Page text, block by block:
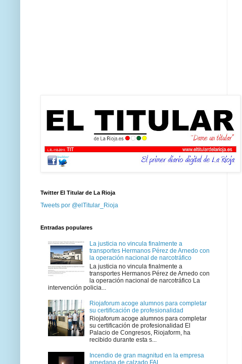
Twitter El Titular de La Rioja
Tweets por @elTitular_Rioja
Entradas populares
La justicia no vincula finalmente a
transportes Hermanos Pérez de Arnedo con
la operación nacional de narcotráfico
La justicia no vincula finalmente a
transportes Hermanos Pérez de Arnedo con
la operación nacional de narcotráfico La
intervención policia...
Riojaforum acoge alumnos para completar
su certificación de profesionalidad
Riojaforum acoge alumnos para completar
su certificación de profesionalidad El
Palacio de Congresos, Riojaform, ha
recibido durante esta s...
Incendio de gran magnitud en la empresa
arnedana de calzado FAL